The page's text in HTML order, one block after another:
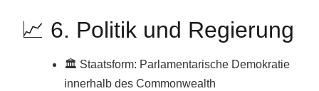
📈 6. Politik und Regierung
🏛️ Staatsform: Parlamentarische Demokratie
innerhalb des Commonwealth